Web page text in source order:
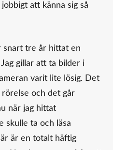
att känna sig så
snart tre år hittat en
gillar att ta bilder i
varit lite lösig. Det
och det går
när jag hittat
skulle ta och läsa
är en totalt häftig